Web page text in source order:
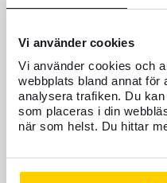
Vi använder cookies
Vi använder cookies och
webbplats bland annat för
analysera trafiken. Du
som placeras i din
när som helst. Du hittar
För dig som
ska vara